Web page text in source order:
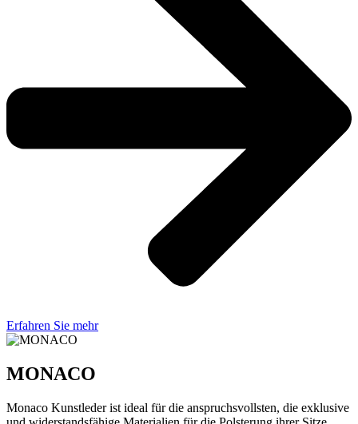
Erfahren Sie mehr
MONACO
Monaco Kunstleder ist ideal für die anspruchsvollsten, die exklusive